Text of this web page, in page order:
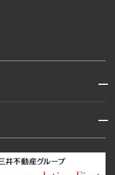
開閉
三田・芝・浜松町
開閉
台東区 墨田区
中野区